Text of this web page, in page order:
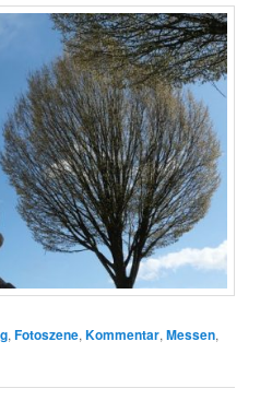
,Fotoszene,Kommentar,Messen,